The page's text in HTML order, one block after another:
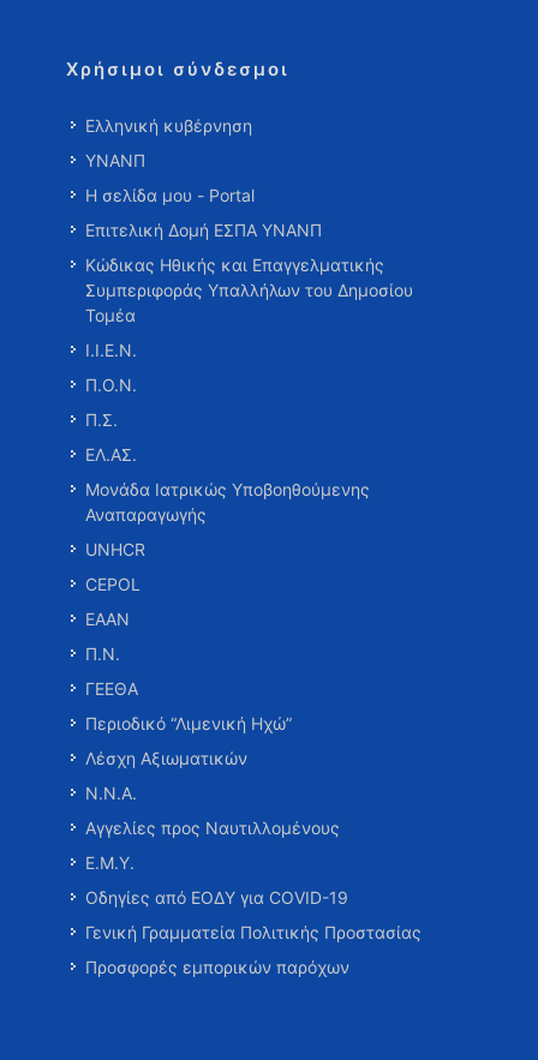
Χρήσιμοι σύνδεσμοι
Ελληνική κυβέρνηση
ΥΝΑΝΠ
Η σελίδα μου - Portal
Επιτελική Δομή ΕΣΠΑ ΥΝΑΝΠ
Κώδικας Ηθικής και Επαγγελματικής
Συμπεριφοράς Υπαλλήλων του Δημοσίου
Τομέα
Ι.Ι.Ε.Ν.
Π.Ο.Ν.
Π.Σ.
ΕΛ.ΑΣ.
Μονάδα Ιατρικώς Υποβοηθούμενης
Αναπαραγωγής
UNHCR
CEPOL
ΕΑΑΝ
Π.Ν.
ΓΕΕΘΑ
Περιοδικό “Λιμενική Ηχώ”
Λέσχη Αξιωματικών
Ν.Ν.Α.
Αγγελίες προς Ναυτιλλομένους
Ε.Μ.Υ.
Οδηγίες από ΕΟΔΥ για COVID-19
Γενική Γραμματεία Πολιτικής Προστασίας
Προσφορές εμπορικών παρόχων